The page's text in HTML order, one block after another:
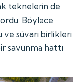
teknelerin de
Böylece
ve süvari birlikleri
savunma hattı